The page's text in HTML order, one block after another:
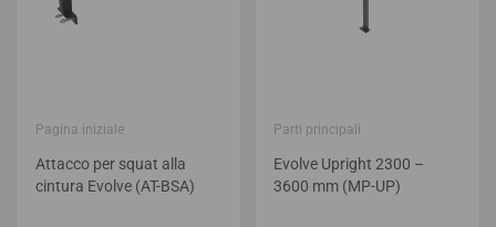
Pagina iniziale
Attacco per squat alla
cintura Evolve (AT-BSA)
Parti principali
Evolve Upright 2300 –
3600 mm (MP-UP)